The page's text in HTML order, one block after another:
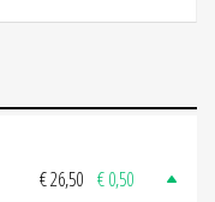
€ 26,50 € 0,50